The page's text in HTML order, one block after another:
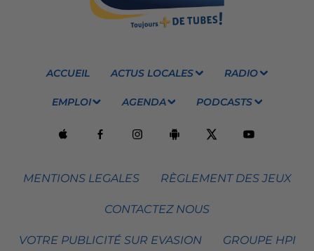
ACCUEIL ACTUS LOCALES RADIO
EMPLOI AGENDA PODCASTS
MENTIONS LEGALES RÈGLEMENT DES JEUX
CONTACTEZ NOUS
VOTRE PUBLICITÉ SUR EVASION GROUPE HPI